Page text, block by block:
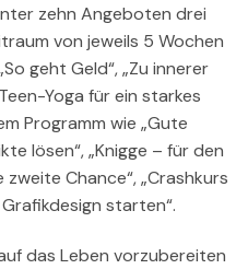
zehn Angeboten drei
von jeweils 5 Wochen
geht Geld“, „Zu innerer
Yoga für ein starkes
Programm wie „Gute
lösen“, „Knigge – für den
Chance“, „Crashkurs
starten“.
das Leben vorzubereiten